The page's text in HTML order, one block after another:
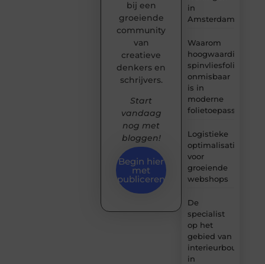
in
Amsterdam
Waarom
hoogwaardige
spinvliesfolie
onmisbaar
is in
moderne
folietoepassingen
Logistieke
optimalisatie
voor
groeiende
webshops
De
specialist
op het
gebied van
interieurbouw
in
bij een
groeiende
community
van
creatieve
denkers en
schrijvers.
Start
vandaag
nog met
bloggen!
Begin hier
met
publiceren